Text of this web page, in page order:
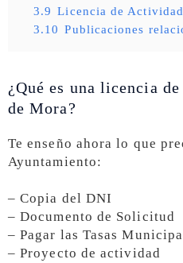
3.9 Licencia de
3.10 Publicaciones
¿Qué es una licencia
de Mora?
Te enseño ahora lo que
Ayuntamiento:
– Copia del DNI
– Documento de Solicitud
– Pagar las Tasas
– Proyecto de actividad